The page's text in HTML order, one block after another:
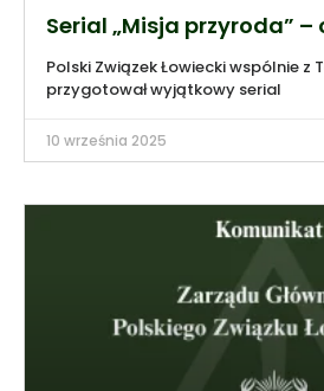
Serial „Misja przyroda” –
Polski Związek Łowiecki wspólnie z
przygotował wyjątkowy serial
10 września 2025